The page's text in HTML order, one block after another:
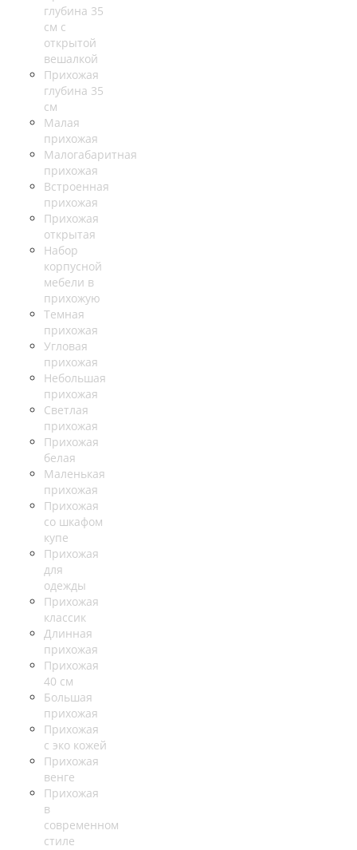
глубина 35
см с
открытой
вешалкой
Прихожая
глубина 35
см
Малая
прихожая
Малогабаритная
прихожая
Встроенная
прихожая
Прихожая
открытая
Набор
корпусной
мебели в
прихожую
Темная
прихожая
Угловая
прихожая
Небольшая
прихожая
Светлая
прихожая
Прихожая
белая
Маленькая
прихожая
Прихожая
со шкафом
купе
Прихожая
для
одежды
Прихожая
классик
Длинная
прихожая
Прихожая
40 см
Большая
прихожая
Прихожая
с эко кожей
Прихожая
венге
Прихожая
в
современном
стиле